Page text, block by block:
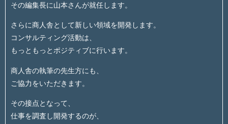
その編集長に山本さんが就任します。
さらに商人舎として新しい領域を開発します。
コンサルティング活動は、
もっともっとポジティブに行います。
商人舎の執筆の先生方にも、
ご協力をいただきます。
その接点となって、
仕事を調査し開発するのが、